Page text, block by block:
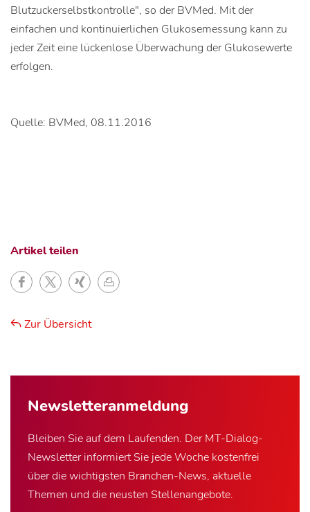
Newsletter­anmeldung
Bleiben Sie auf dem Laufenden. Der MT-Dialog-
Newsletter informiert Sie jede Woche kostenfrei
über die wichtigsten Branchen-News, aktuelle
Themen und die neusten Stellenangebote.
Blutzuckerselbstkontrolle", so der BVMed. Mit der
einfachen und kontinuierlichen Glukosemessung kann zu
jeder Zeit eine lückenlose Überwachung der Glukosewerte
erfolgen.
Quelle: BVMed, 08.11.2016
Artikel teilen
Zur Übersicht